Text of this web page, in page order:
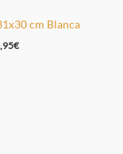
cm Blanca
€